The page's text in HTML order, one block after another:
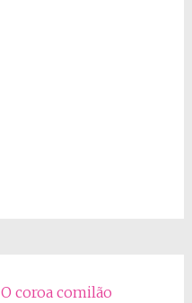
O coroa comilão